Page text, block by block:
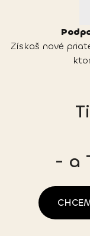
Získaš nové
- a